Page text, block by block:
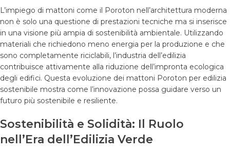
L’impiego di mattoni come il Poroton nell’architettura moderna
non è solo una questione di prestazioni tecniche ma si inserisce
in una visione più ampia di sostenibilità ambientale. Utilizzando
materiali che richiedono meno energia per la produzione e che
sono completamente riciclabili, l’industria dell’edilizia
contribuisce attivamente alla riduzione dell’impronta ecologica
degli edifici. Questa evoluzione dei mattoni Poroton per edilizia
sostenibile mostra come l’innovazione possa guidare verso un
futuro più sostenibile e resiliente.
Sostenibilità e Solidità: Il Ruolo
nell’Era dell’Edilizia Verde